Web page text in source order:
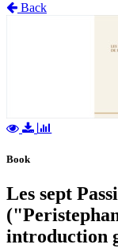
Back
Book
Les sept
introduction